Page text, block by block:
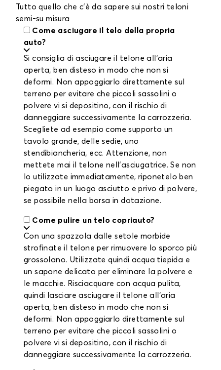
Tutto quello che c'è da sapere sui nostri teloni
semi-su misura
Come asciugare il telo della propria
auto?
Si consiglia di asciugare il telone all'aria
aperta, ben disteso in modo che non si
deformi. Non appoggiarlo direttamente sul
terreno per evitare che piccoli sassolini o
polvere vi si depositino, con il rischio di
danneggiare successivamente la carrozzeria.
Scegliete ad esempio come supporto un
tavolo grande, delle sedie, uno
stendibiancheria, ecc. Attenzione, non
mettete mai il telone nell'asciugatrice. Se non
lo utilizzate immediatamente, riponetelo ben
piegato in un luogo asciutto e privo di polvere,
se possibile nella borsa in dotazione.
Come pulire un telo copriauto?
Con una spazzola dalle setole morbide
strofinate il telone per rimuovere lo sporco più
grossolano. Utilizzate quindi acqua tiepida e
un sapone delicato per eliminare la polvere e
le macchie. Risciacquare con acqua pulita,
quindi lasciare asciugare il telone all'aria
aperta, ben disteso in modo che non si
deformi. Non appoggiarlo direttamente sul
terreno per evitare che piccoli sassolini o
polvere vi si depositino, con il rischio di
danneggiare successivamente la carrozzeria.